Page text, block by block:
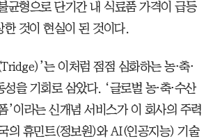
균형으로 단기간 내 식료품 가격이 급등
것이 현실이 된 것이다.
는 이처럼 점점 심화하는 농⋅축⋅
을 기회로 삼았다. ‘글로벌 농⋅축⋅수산
’이라는 신개념 서비스가 이 회사의 주력
의 휴민트(정보원)와 AI(인공지능) 기술